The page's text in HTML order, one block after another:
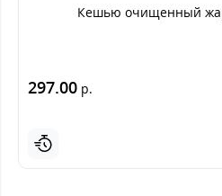
Кешью очищенный
297.00 р.